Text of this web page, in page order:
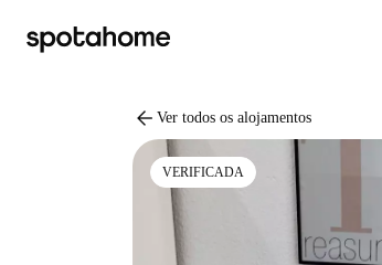
arrow_back Ver todos os alojamentos
VERIFICADA